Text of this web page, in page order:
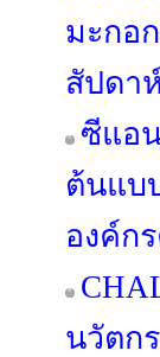
มะกอ
สัปดา
ซีแอ
ต้นแบ
องค์ก
นวัตก